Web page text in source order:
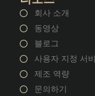
회사 소개
동영상
블로그
사용자 지정 서
제조 역량
문의하기